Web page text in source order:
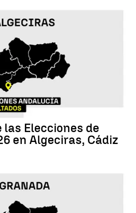
las Elecciones de
en Algeciras, Cádiz